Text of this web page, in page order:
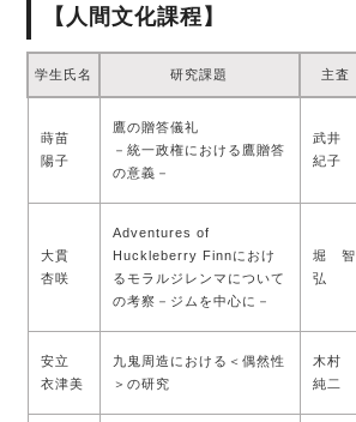
【人間文化課程】
学生氏名 研究課題 主査
蒔苗
陽子
鷹の贈答儀礼
－統一政権における鷹贈答
の意義－
武井
紀子
大貫
杏咲
Adventures of
Huckleberry Finnにおけ
るモラルジレンマについて
の考察－ジムを中心に－
堀 智
弘
安立
衣津美
九鬼周造における＜偶然性
＞の研究
木村
純二